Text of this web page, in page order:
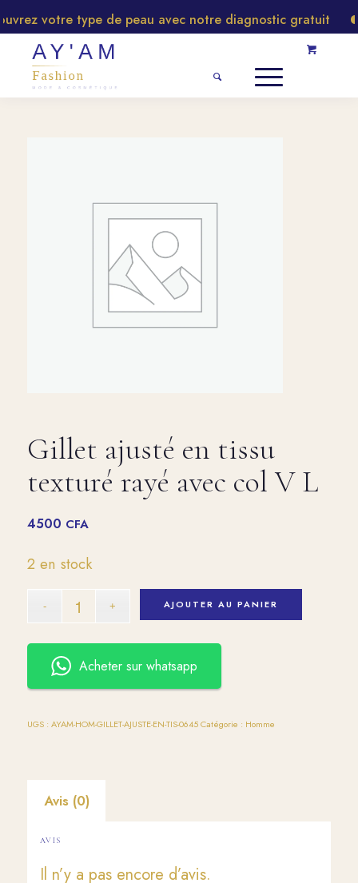
votre type de peau avec notre diagnostic gratuit
Gillet ajusté en tissu
texturé rayé avec col V L
4500 CFA
2 en stock
AJOUTER AU PANIER
Acheter sur whatsapp
UGS : AYAM-HOM-GILLET-AJUSTE-EN-TIS-0645 Catégorie : Homme
Avis (0)
AVIS
Il n’y a pas encore d’avis.